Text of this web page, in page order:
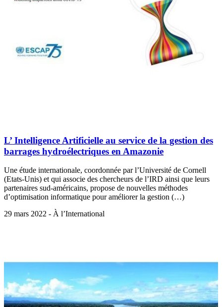
L’ Intelligence Artificielle au service de la gestion des
barrages hydroélectriques en Amazonie
Une étude internationale, coordonnée par l’Université de Cornell
(Etats-Unis) et qui associe des chercheurs de l’IRD ainsi que leurs
partenaires sud-américains, propose de nouvelles méthodes
d’optimisation informatique pour améliorer la gestion (…)
29 mars 2022 - À l’International